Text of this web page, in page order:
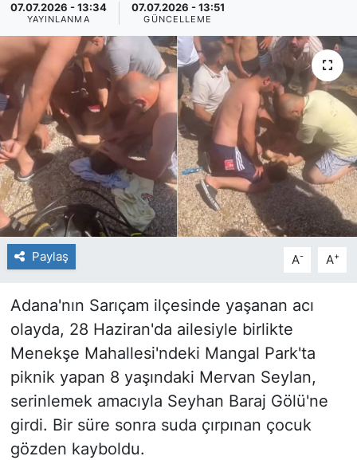
07.07.2026 - 13:34
YAYINLANMA
07.07.2026 - 13:51
GÜNCELLEME
Paylaş A- A+
Adana'nın Sarıçam ilçesinde yaşanan acı
olayda, 28 Haziran'da ailesiyle birlikte
Menekşe Mahallesi'ndeki Mangal Park'ta
piknik yapan 8 yaşındaki Mervan Seylan,
serinlemek amacıyla Seyhan Baraj Gölü'ne
girdi. Bir süre sonra suda çırpınan çocuk
gözden kayboldu.